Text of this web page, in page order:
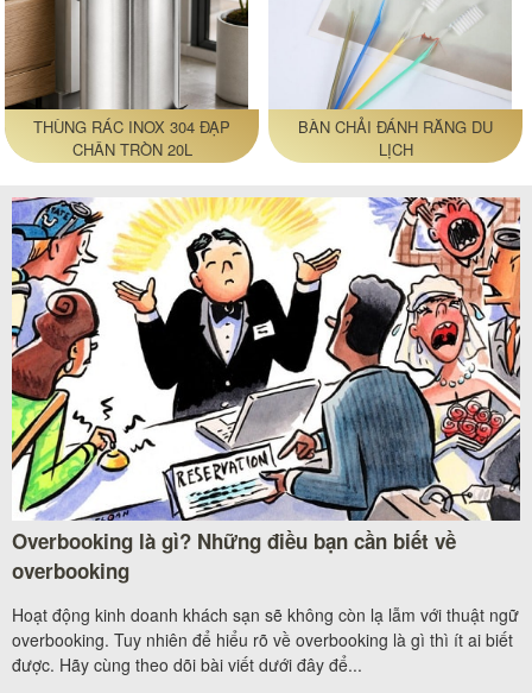
THÙNG RÁC INOX 304 ĐẠP
CHÂN TRÒN 20L
BÀN CHẢI ĐÁNH RĂNG DU
LỊCH
Overbooking là gì? Những điều bạn cần biết về
overbooking
Hoạt động kinh doanh khách sạn sẽ không còn lạ lẫm với thuật ngữ
overbooking. Tuy nhiên để hiểu rõ về overbooking là gì thì ít ai biết
được. Hãy cùng theo dõi bài viết dưới đây để...